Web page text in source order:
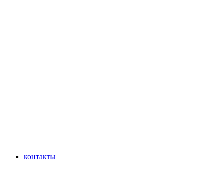
контакты